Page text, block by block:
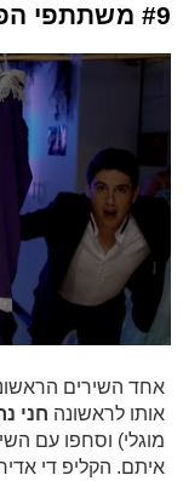
#9 משתתפי הפסטיגל – "הולכים לפסטיגל"
אותו לראשונה חני
מוגלי) וסחפו עם
איתם. הקליפ די